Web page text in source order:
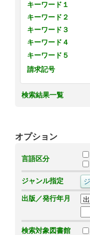
キーワード１
キーワード２
キーワード３
キーワード４
キーワード５
請求記号
検索結果一覧
オプション
言語区分
ジャンル指定
出版／発行年月
検索対象図書館